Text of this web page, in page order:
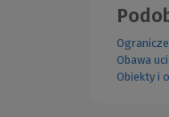
Obawa
Obiekty i